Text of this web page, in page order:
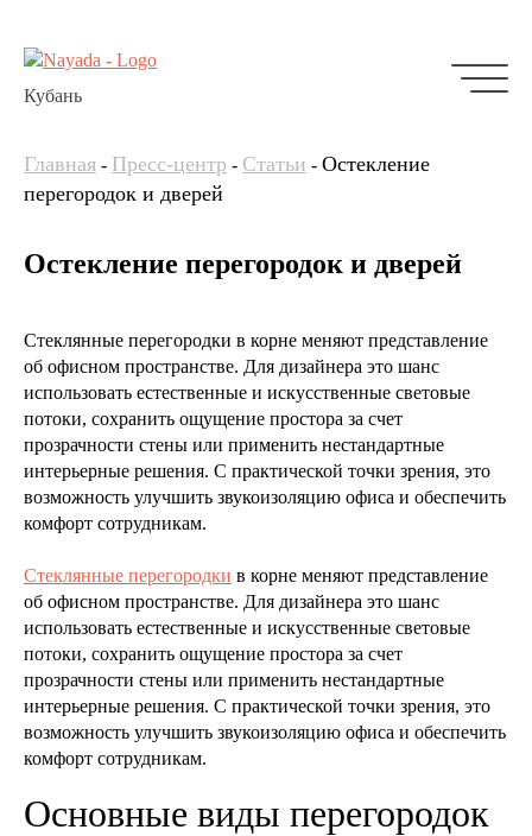
Кубань
Главная - Пресс-центр - Статьи - Остекление
перегородок и дверей
Остекление перегородок и дверей
Стеклянные перегородки в корне меняют представление
об офисном пространстве. Для дизайнера это шанс
использовать естественные и искусственные световые
потоки, сохранить ощущение простора за счет
прозрачности стены или применить нестандартные
интерьерные решения. С практической точки зрения, это
возможность улучшить звукоизоляцию офиса и обеспечить
комфорт сотрудникам.
Стеклянные перегородки в корне меняют представление
об офисном пространстве. Для дизайнера это шанс
использовать естественные и искусственные световые
потоки, сохранить ощущение простора за счет
прозрачности стены или применить нестандартные
интерьерные решения. С практической точки зрения, это
возможность улучшить звукоизоляцию офиса и обеспечить
комфорт сотрудникам.
Основные виды перегородок